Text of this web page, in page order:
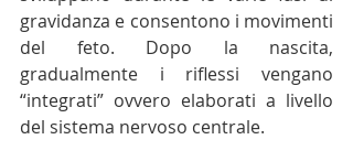
gravidanza e consentono i movimenti
del feto. Dopo la nascita,
gradualmente i riflessi vengano
“integrati” ovvero elaborati a livello
del sistema nervoso centrale.